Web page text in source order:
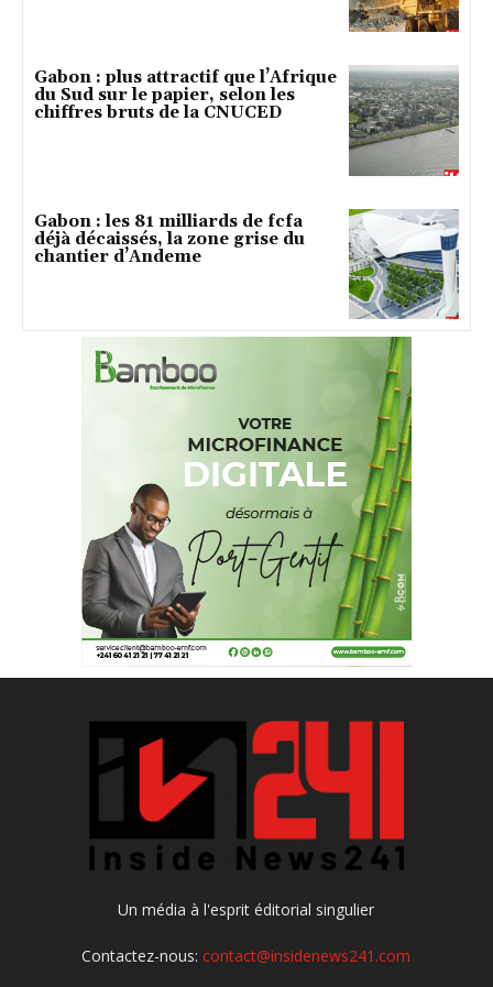
Gabon : plus attractif que l’Afrique
du Sud sur le papier, selon les
chiffres bruts de la CNUCED
Gabon : les 81 milliards de fcfa
déjà décaissés, la zone grise du
chantier d’Andeme
Un média à l'esprit éditorial singulier
Contactez-nous:contact@insidenews241.com